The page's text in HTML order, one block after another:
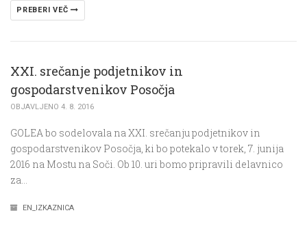
PREBERI VEČ
XXI. srečanje podjetnikov in
gospodarstvenikov Posočja
OBJAVLJENO 4. 8. 2016
GOLEA bo sodelovala na XXI. srečanju podjetnikov in
gospodarstvenikov Posočja, ki bo potekalo v torek, 7. junija
2016 na Mostu na Soči. Ob 10. uri bomo pripravili delavnico
za…
EN_IZKAZNICA